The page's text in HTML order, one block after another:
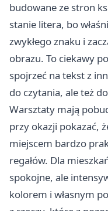
budowane ze stron
stanie litera, bo
zwykłego znaku i
obrazu. To ciekawy
spojrzeć na tekst z
do czytania, ale też
Warsztaty mają
przy okazji pokazać,
miejscem bardzo
regałów. Dla
spokojne, ale
kolorem i własnym